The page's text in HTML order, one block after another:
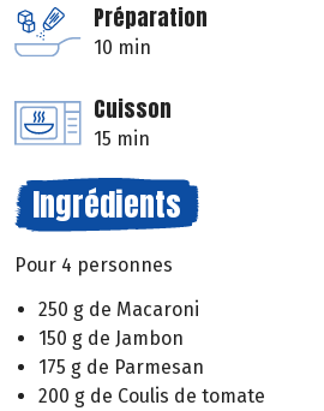
Préparation
10 min
Cuisson
15 min
Ingrédients
Pour 4 personnes
250 g de Macaroni
150 g de Jambon
175 g de Parmesan
200 g de Coulis de tomate